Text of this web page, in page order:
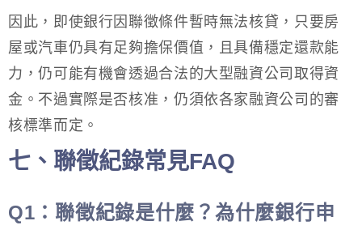
因此，即使銀行因聯徵條件暫時無法核貸，只要房
屋或汽車仍具有足夠擔保價值，且具備穩定還款能
力，仍可能有機會透過合法的大型融資公司取得資
金。不過實際是否核准，仍須依各家融資公司的審
核標準而定。
七、聯徵紀錄常見FAQ
Q1 ：聯徵紀錄是什麼？為什麼銀行申